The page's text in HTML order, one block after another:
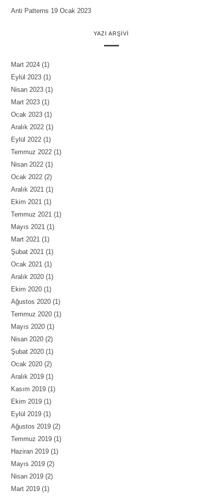
Anti Patterns 19 Ocak 2023
YAZI ARŞIVI
Mart 2024(1)
Eylül 2023(1)
Nisan 2023(1)
Mart 2023(1)
Ocak 2023(1)
Aralık 2022(1)
Eylül 2022(1)
Temmuz 2022(1)
Nisan 2022(1)
Ocak 2022(2)
Aralık 2021(1)
Ekim 2021(1)
Temmuz 2021(1)
Mayıs 2021(1)
Mart 2021(1)
Şubat 2021(1)
Ocak 2021(1)
Aralık 2020(1)
Ekim 2020(1)
Ağustos 2020(1)
Temmuz 2020(1)
Mayıs 2020(1)
Nisan 2020(2)
Şubat 2020(1)
Ocak 2020(2)
Aralık 2019(1)
Kasım 2019(1)
Ekim 2019(1)
Eylül 2019(1)
Ağustos 2019(2)
Temmuz 2019(1)
Haziran 2019(1)
Mayıs 2019(2)
Nisan 2019(2)
Mart 2019(1)